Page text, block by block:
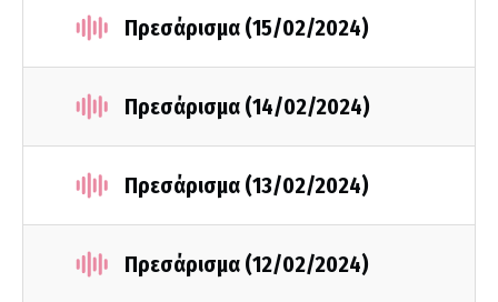
Πρεσάρισμα (15/02/2024)
Πρεσάρισμα (14/02/2024)
Πρεσάρισμα (13/02/2024)
Πρεσάρισμα (12/02/2024)